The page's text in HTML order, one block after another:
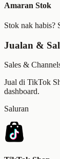
Amaran Stok
Stok nak habis?
Jualan &
Sales &
Jual di TikTok
dashboard.
Saluran